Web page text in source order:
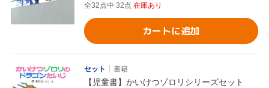
全32点中 32点 在庫あり
カートに追加
セット 書籍
【児童書】かいけつゾロリシリーズセット